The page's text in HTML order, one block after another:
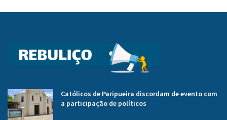
Católicos de Paripueira discordam de evento com
a participação de políticos